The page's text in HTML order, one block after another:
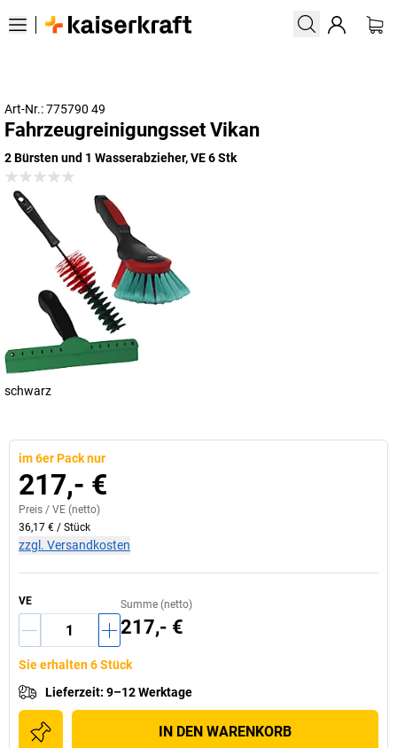
Art-Nr.: 775790 49
Fahrzeugreinigungsset Vikan
2 Bürsten und 1 Wasserabzieher, VE 6 Stk
schwarz
im 6er Pack nur
217,- €
Preis / VE (netto)
36,17 € / Stück
zzgl. Versandkosten
VE Summe (netto)
217,- €
Sie erhalten 6 Stück
Lieferzeit: 9–12 Werktage
IN DEN WARENKORB